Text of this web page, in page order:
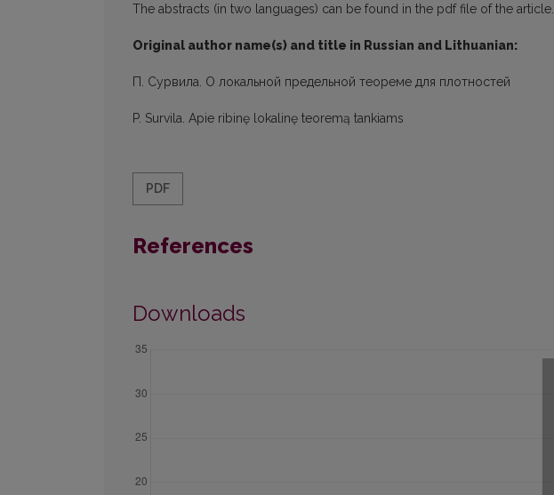
The abstracts (in two languages) can be found in the pdf file of the article.
Original author name(s) and title in Russian and Lithuanian:
П. Сурвила. О локальной предельной теореме для плотностей
P. Survila. Apie ribinę lokalinę teoremą tankiams
PDF
References
Downloads